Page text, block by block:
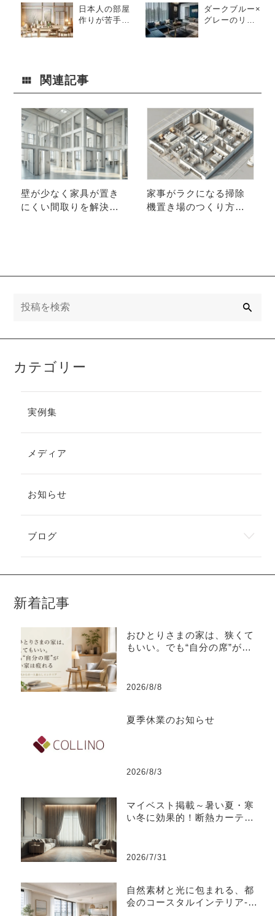
日本人の部屋
作りが苦手な
ダークブルー×
グレーのリビ
関連記事
壁が少なく家具が置き
にくい間取りを解決！
家事がラクになる掃除
機置き場のつくり方、4
カテゴリー
実例集
メディア
お知らせ
ブログ
新着記事
おひとりさまの家は、狭くて
もいい。でも“自分の席”がな
2026/8/8
夏季休業のお知らせ
2026/8/3
マイベスト掲載～暑い夏・寒
い冬に効果的！断熱カーテン
2026/7/31
自然素材と光に包まれる、都
会のコースタルインテリア-江